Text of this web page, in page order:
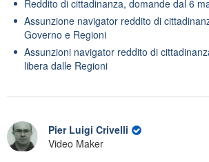
Reddito di cittadinanza, domande dal 6
Assunzione navigator reddito di
Governo e Regioni
Assunzioni navigator reddito di
libera dalle Regioni
Pier Luigi Crivelli
Video Maker